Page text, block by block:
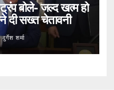
बोले- जल्द खत्म हो
दी सख्त चेतावनी
दुर्गेश शर्मा